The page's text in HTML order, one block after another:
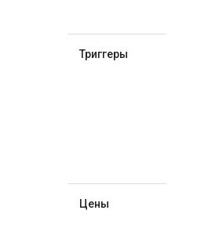
Триггеры
Цены